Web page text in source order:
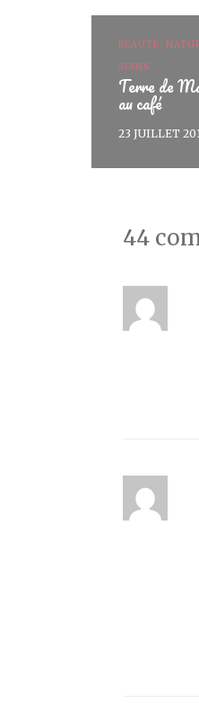
BEAUTÉ,
SOINS
Terre de
au café
23 JUILLET
44